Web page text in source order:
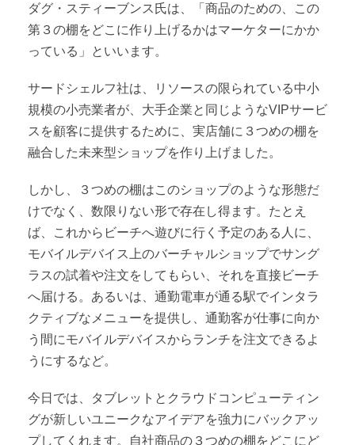
ダグ・スティーブンス氏は、「商品のための、この
第３の棚をどこに作り上げるかはマーケターにかか
っている」といいます。
サードシェルフ社は、リソースの限られている中小
規模の小売業者が、大手企業と同じようなVIPサービ
スを顧客に提供するために、実店舗に３つめの棚を
融合した未来型ショップを作り上げました。
しかし、３つめの棚はこのショップのような形態だ
けでなく、数限りない形で存在し得ます。たとえ
ば、これからビーチへ遊びに行く予定のある人に、
モバイルデバイス上のバーチャルショップでサング
ラスの試着や注文をしてもらい、それを直接ビーチ
へ届ける。あるいは、通勤電車が通る駅でインタラ
クティブなメニューを提供し、通勤客が仕事に向か
う間にモバイルデバイスからランチを注文できるよ
うにするなど。
今日では、タブレットとクラウドコンピューティン
グが新しいユニークなアイデアを強力にバックアッ
プしてくれます。自社商品の３つめの棚をどこにど